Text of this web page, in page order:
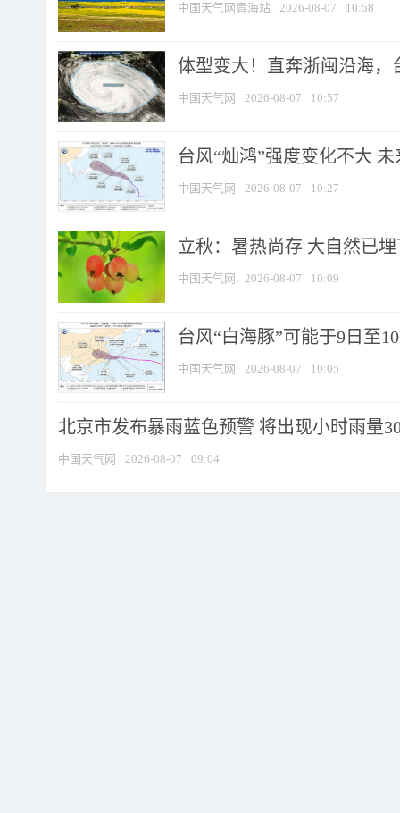
中国天气网青海站 2026-08-07 10:58
体型变大！直奔浙闽沿海，
中国天气网 2026-08-07 10:57
台风“灿鸿”强度变化不大
中国天气网 2026-08-07 10:27
立秋：暑热尚存 大自然已
中国天气网 2026-08-07 10:09
台风“白海豚”可能于9日至
中国天气网 2026-08-07 10:05
北京市发布暴雨蓝色预警 将出现小时雨量
中国天气网 2026-08-07 09:04